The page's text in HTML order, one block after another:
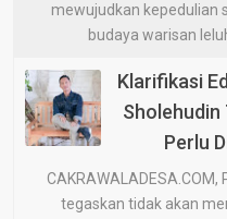
mewujudkan kepedulian
budaya warisan
Klarifikasi
Sholehudin
Perlu
tegaskan tidak akan